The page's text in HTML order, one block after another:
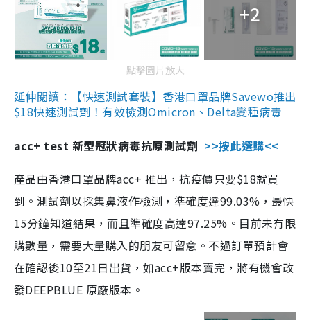
+2
點擊圖片放大
延伸閱讀：【快速測試套裝】香港口罩品牌Savewo推出
$18快速測試劑！有效檢測Omicron、Delta變種病毒
acc+ test 新型冠狀病毒抗原測試劑 >>按此選購<<
產品由香港口罩品牌acc+ 推出，抗疫價只要$18就買
到。測試劑以採集鼻液作檢測，準確度達99.03%，最快
15分鐘知道結果，而且準確度高達97.25%。目前未有限
購數量，需要大量購入的朋友可留意。不過訂單預計會
在確認後10至21日出貨，如acc+版本賣完，將有機會改
發DEEPBLUE 原廠版本。